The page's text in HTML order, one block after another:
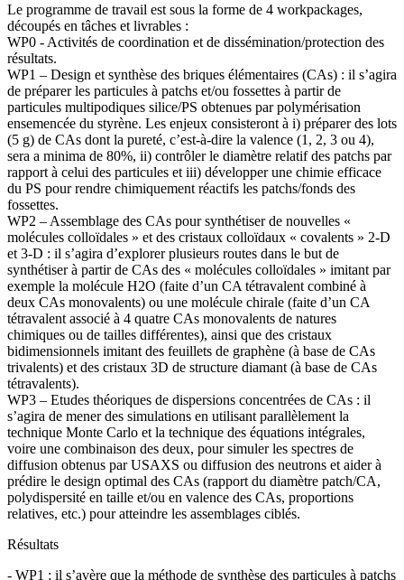
Le programme de travail est sous la forme de 4 workpackages,
découpés en tâches et livrables :
WP0 - Activités de coordination et de dissémination/protection des
résultats.
WP1 – Design et synthèse des briques élémentaires (CAs) : il s’agira
de préparer les particules à patchs et/ou fossettes à partir de
particules multipodiques silice/PS obtenues par polymérisation
ensemencée du styrène. Les enjeux consisteront à i) préparer des lots
(5 g) de CAs dont la pureté, c’est-à-dire la valence (1, 2, 3 ou 4),
sera a minima de 80%, ii) contrôler le diamètre relatif des patchs par
rapport à celui des particules et iii) développer une chimie efficace
du PS pour rendre chimiquement réactifs les patchs/fonds des
fossettes.
WP2 – Assemblage des CAs pour synthétiser de nouvelles «
molécules colloïdales » et des cristaux colloïdaux « covalents » 2-D
et 3-D : il s’agira d’explorer plusieurs routes dans le but de
synthétiser à partir de CAs des « molécules colloïdales » imitant par
exemple la molécule H2O (faite d’un CA tétravalent combiné à
deux CAs monovalents) ou une molécule chirale (faite d’un CA
tétravalent associé à 4 quatre CAs monovalents de natures
chimiques ou de tailles différentes), ainsi que des cristaux
bidimensionnels imitant des feuillets de graphène (à base de CAs
trivalents) et des cristaux 3D de structure diamant (à base de CAs
tétravalents).
WP3 – Etudes théoriques de dispersions concentrées de CAs : il
s’agira de mener des simulations en utilisant parallèlement la
technique Monte Carlo et la technique des équations intégrales,
voire une combinaison des deux, pour simuler les spectres de
diffusion obtenus par USAXS ou diffusion des neutrons et aider à
prédire le design optimal des CAs (rapport du diamètre patch/CA,
polydispersité en taille et/ou en valence des CAs, proportions
relatives, etc.) pour atteindre les assemblages ciblés.
Résultats
- WP1 : il s’avère que la méthode de synthèse des particules à patchs